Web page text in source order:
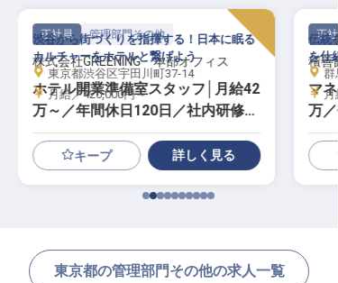
正社員 管理部門その他
株式会社GREENING 本部オフィス
ホテル開業準備室スタッフ│月給42
万～／年間休日120日／社内研修制
度
渋谷から街づくりを指揮する！日本に眠る
カルチャーをホテルと繋げよう
東京都渋谷区宇田川町37-14
月給／420,000円～
キープ 詳しく見る
正社
積善
マ
万
伝統
を仕
群
月
東京都の管理部門その他の求人一覧